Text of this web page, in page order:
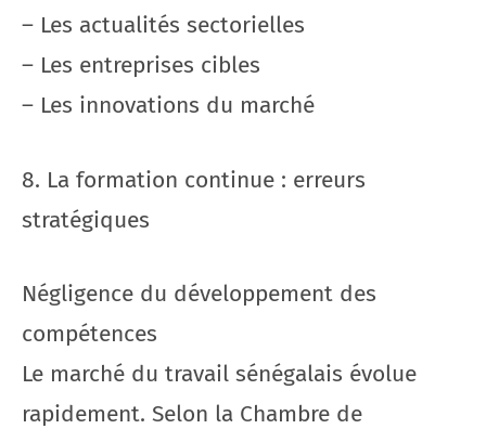
– Les actualités sectorielles
– Les entreprises cibles
– Les innovations du marché
8. La formation continue : erreurs
stratégiques
Négligence du développement des
compétences
Le marché du travail sénégalais évolue
rapidement. Selon la Chambre de